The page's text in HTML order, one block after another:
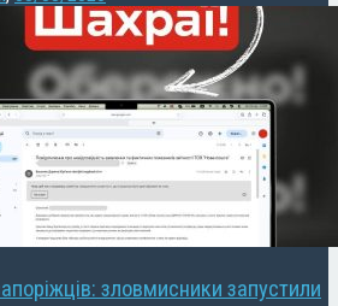
зловмисники запустили